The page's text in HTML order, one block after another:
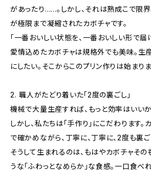
があったり……。しかし、それは熟成こで限
が極限まで凝縮されたカボチャです。
「一番おいしい状態を、一番おいしい形で届
愛情込めたカボチャは規格外でも美味。生
にしたい。そこからこのプリン作りは始まりま
2. 職人がたどり着いた「2度の裏ごし」
機械で大量生産すれば、もっと効率はいいか
しかし、私たちは「手作り」にこだわります
で確かめながら、丁寧に、丁寧に、2度も裏ご
そうして生まれるのは、もはやカボチャその
うな「ふわっとなめらか」な食感。一口食べ